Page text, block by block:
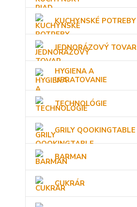
KUCHYNSKÉ POTREBY
JEDNORÁZOVÝ TOVAR
HYGIENA A
UPRATOVANIE
TECHNOLÓGIE
GRILY QOOKINGTABLE
BARMAN
CUKRÁR